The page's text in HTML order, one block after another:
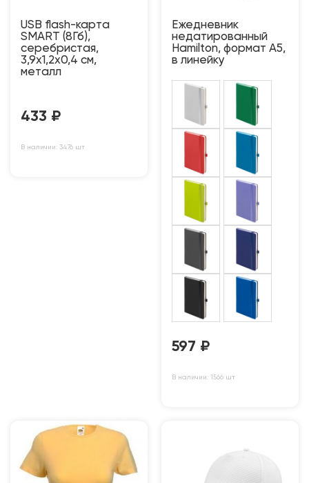
USB flash-карта
SMART (8Гб),
серебристая,
3,9х1,2х0,4 см,
металл
433 ₽
В наличии: 3476 шт
Ежедневник
недатированный
Hamilton, формат A5,
в линейку
597 ₽
В наличии: 1566 шт